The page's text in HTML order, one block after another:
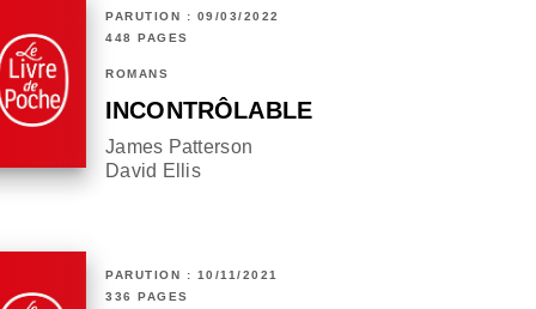
PARUTION : 09/03/2022
448 PAGES
ROMANS
INCONTRÔLABLE
James Patterson
David Ellis
PARUTION : 10/11/2021
336 PAGES